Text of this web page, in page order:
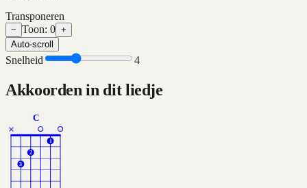
Transponeren
− Toon: 0 +
Auto-scroll
Snelheid 4
Akkoorden in dit liedje
C
×
3
2
1